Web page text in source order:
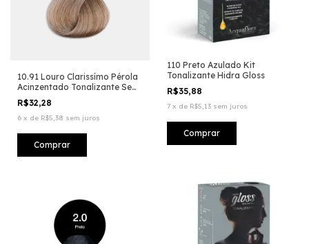
10.91 Louro Clarissímo Pérola
Acinzentado Tonalizante Sem
Amônia
R$32,28
6 x de R$5,38 sem juros
110 Preto Azulado Kit
Tonalizante Hidra Gloss
R$35,88
7 x de R$5,13 sem juros